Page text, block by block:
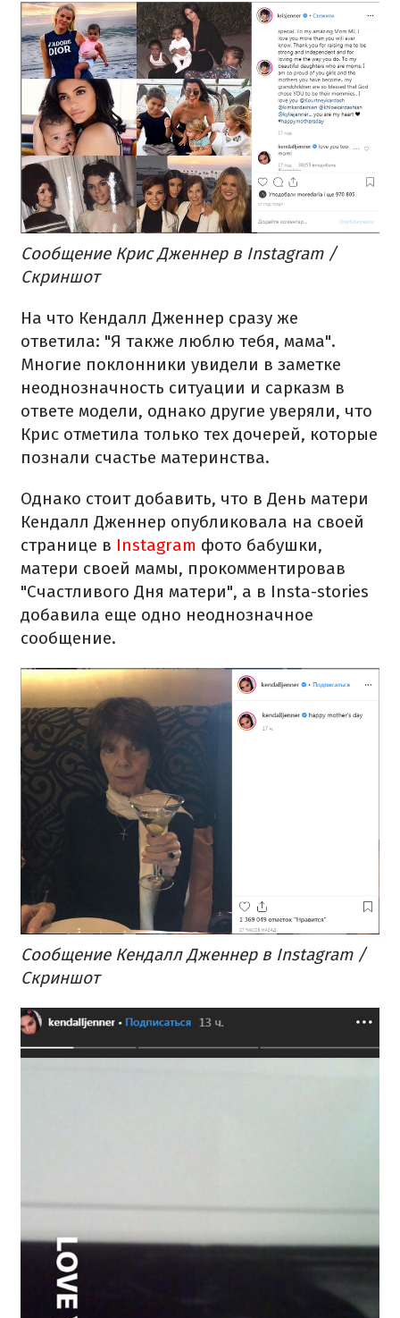
Сообщение Крис Дженнер в Instagram /
Скриншот
На что Кендалл Дженнер сразу же
ответила: "Я также люблю тебя, мама".
Многие поклонники увидели в заметке
неоднозначность ситуации и сарказм в
ответе модели, однако другие уверяли, что
Крис отметила только тех дочерей, которые
познали счастье материнства.
Однако стоит добавить, что в День матери
Кендалл Дженнер опубликовала на своей
странице в Instagram фото бабушки,
матери своей мамы, прокомментировав
"Счастливого Дня матери", а в Insta-stories
добавила еще одно неоднозначное
сообщение.
Сообщение Кендалл Дженнер в Instagram /
Скриншот